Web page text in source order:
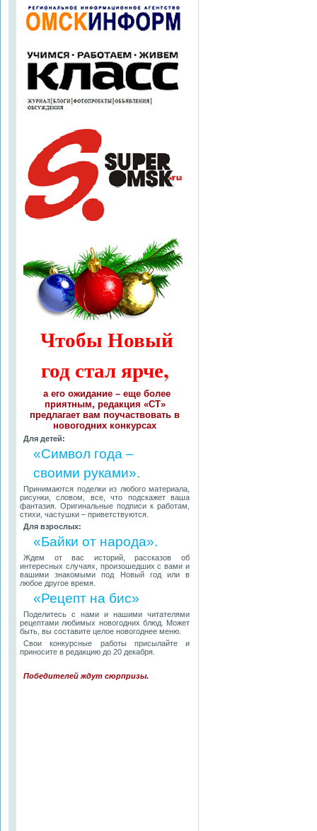
Чтобы Новый
год стал ярче,
а его ожидание – еще более
приятным, редакция «СТ»
предлагает вам поучаствовать в
новогодних конкурсах
Для детей:
«Символ года –
своими руками».
Принимаются поделки из любого материала,
рисунки, словом, все, что подскажет ваша
фантазия. Оригинальные подписи к работам,
стихи, частушки – приветствуются.
Для взрослых:
«Байки от народа».
Ждем от вас историй, рассказов об
интересных случаях, произошедших с вами и
вашими знакомыми под Новый год или в
любое другое время.
«Рецепт на бис»
Поделитесь с нами и нашими читателями
рецептами любимых новогодних блюд. Может
быть, вы составите целое новогоднее меню.
Свои конкурсные работы присылайте и
приносите в редакцию до 20 декабря.
Победителей ждут сюрпризы.